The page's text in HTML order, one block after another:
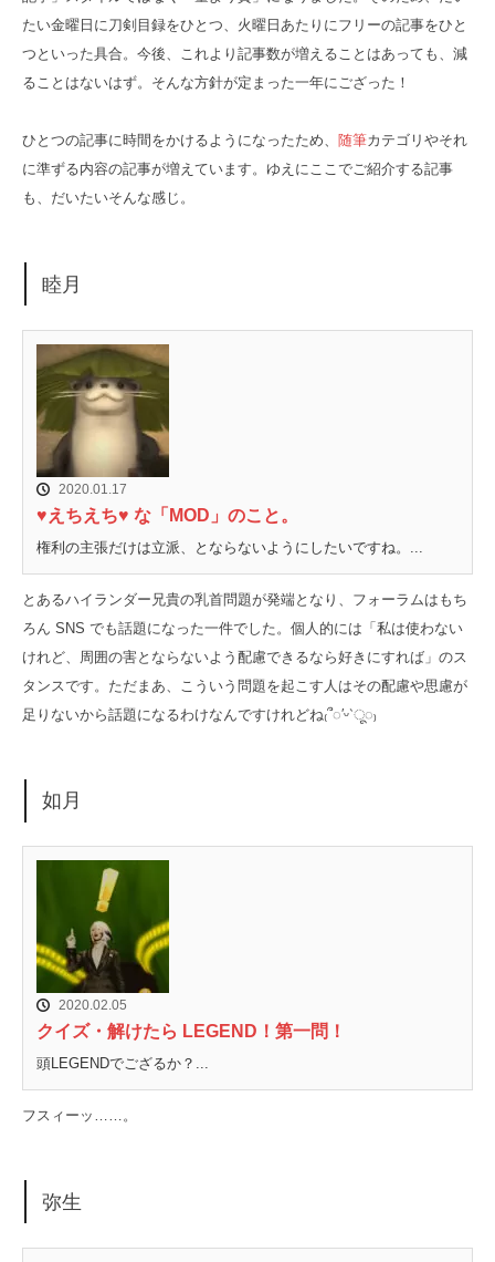
たい金曜日に刀剣目録をひとつ、火曜日あたりにフリーの記事をひと
つといった具合。今後、これより記事数が増えることはあっても、減
ることはないはず。そんな方針が定まった一年にござった！
ひとつの記事に時間をかけるようになったため、 随筆カテゴリやそれ
に準ずる内容の記事が増えています。ゆえにここでご紹介する記事
も、だいたいそんな感じ。
睦月
2020.01.17
♥えちえち♥ な「MOD」のこと。
権利の主張だけは立派、とならないようにしたいですね。...
とあるハイランダー兄貴の乳首問題が発端となり、フォーラムはもち
ろん SNS でも話題になった一件でした。個人的には「私は使わない
けれど、周囲の害とならないよう配慮できるなら好きにすれば」のス
タンスです。ただまあ、こういう問題を起こす人はその配慮や思慮が
足りないから話題になるわけなんですけれどね₍՞◌′ᵕ‵ू◌₎
如月
2020.02.05
クイズ・解けたら LEGEND！第一問！
頭LEGENDでござるか？...
フスィーッ……。
弥生